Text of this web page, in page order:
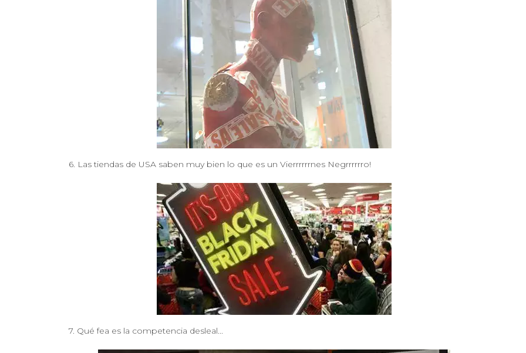
6. Las tiendas de USA saben muy bien lo que es un Vierrrrrrnes Negrrrrrro!
7. Qué fea es la competencia desleal...